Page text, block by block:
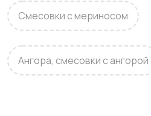
Смесовки с мериносом
Ангора, смесовки с ангорой